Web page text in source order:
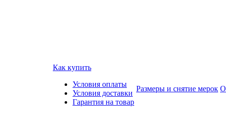
Как купить
Условия оплаты
Условия доставки
Гарантия на товар
Размеры и снятие мерок О